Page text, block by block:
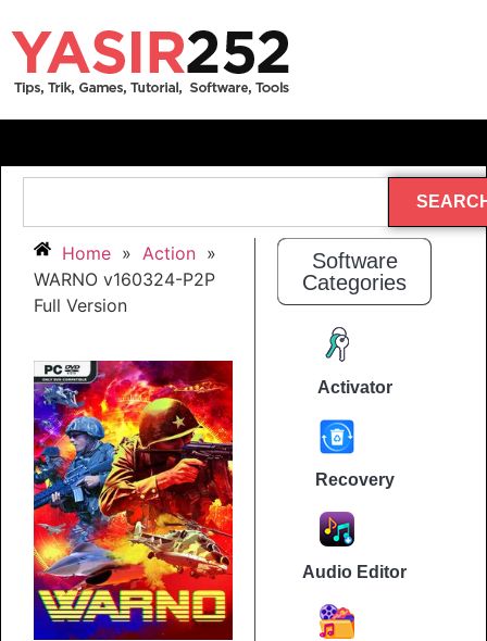
Home » Action »
WARNO v160324-P2P
Full Version
Software
Categories
Activator
Recovery
Audio Editor